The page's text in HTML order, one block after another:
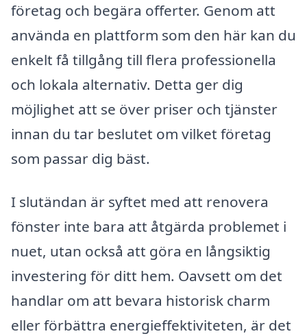
företag och begära offerter. Genom att
använda en plattform som den här kan du
enkelt få tillgång till flera professionella
och lokala alternativ. Detta ger dig
möjlighet att se över priser och tjänster
innan du tar beslutet om vilket företag
som passar dig bäst.
I slutändan är syftet med att renovera
fönster inte bara att åtgärda problemet i
nuet, utan också att göra en långsiktig
investering för ditt hem. Oavsett om det
handlar om att bevara historisk charm
eller förbättra energieffektiviteten, är det